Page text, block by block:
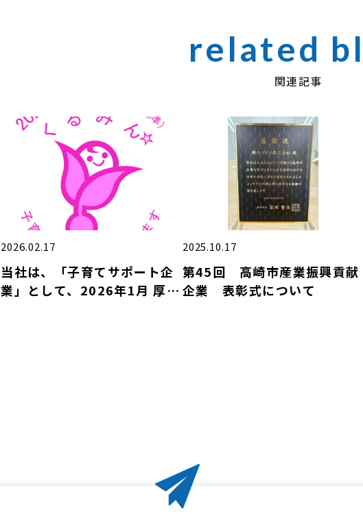
関連記事
2026.02.17
当社は、「子育てサポート企
業」として、2026年1月 厚生
2025.10.17
第45回 高崎市産業振興貢献
企業 表彰式について